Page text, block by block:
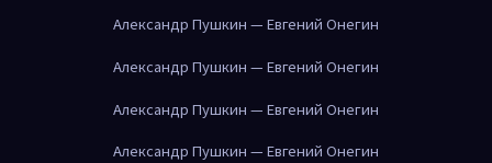
Александр Пушкин — Евгений Онегин
Александр Пушкин — Евгений Онегин
Александр Пушкин — Евгений Онегин
Александр Пушкин — Евгений Онегин